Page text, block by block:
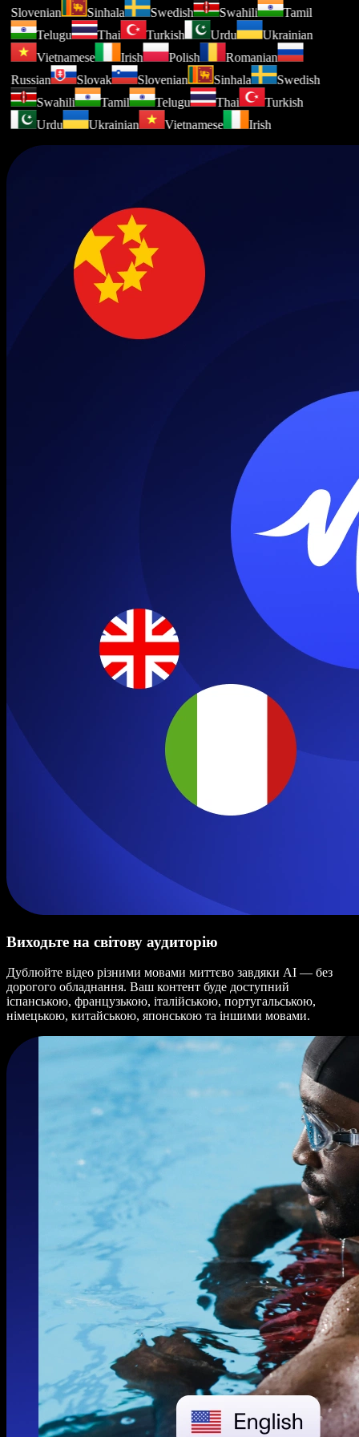
Slovenian
Sinhala Swedish Swahili
Tamil
Telugu
Thai Turkish Urdu
Ukrainian
Vietnamese
Irish Polish
Romanian
Russian
Slovak Slovenian Sinhala
Swedish
Swahili
Tamil Telugu Thai
Turkish
Urdu
Ukrainian Vietnamese Irish
Виходьте на світову аудиторію
Дублюйте відео різними мовами миттєво завдяки AI — без
дорогого обладнання. Ваш контент буде доступний
іспанською, французькою, італійською, португальською,
німецькою, китайською, японською та іншими мовами.